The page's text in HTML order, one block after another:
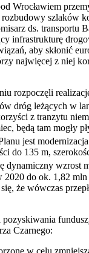
Wrocławiem
szlaków
ds. transportu
infrastrukturę
aby skłonić
najwięcej z niej
rozpoczęli
dróg leżących w
z tranzytu
będą tam mogły
jest
do 135 m,
dynamiczny wzrost
do ok. 1,82
że wówczas
Czarnego:
w celu